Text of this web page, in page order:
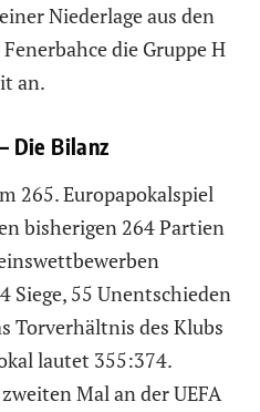
Niederlage aus den
die Gruppe H
an.
Die Bilanz
265. Europapokalspiel
bisherigen 264 Partien
Siege, 55 Unentschieden
Torverhältnis des Klubs
lautet 355:374.
Mal an der UEFA